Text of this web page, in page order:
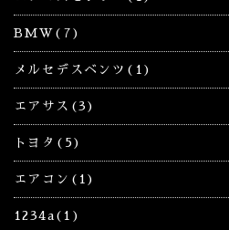
BMW(7)
メルセデスベンツ(1)
エアサス(3)
トヨタ(5)
エアコン(1)
1234a(1)